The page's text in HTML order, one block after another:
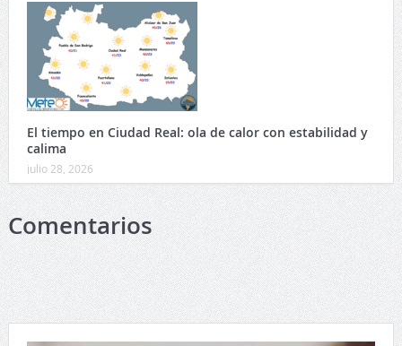
El tiempo en Ciudad Real: ola de calor con estabilidad y
calima
julio 28, 2026
Comentarios